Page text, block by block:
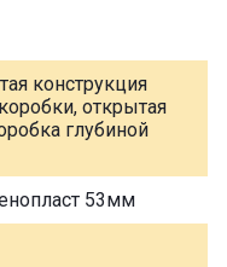
конструкция
открытая
глубиной
53мм